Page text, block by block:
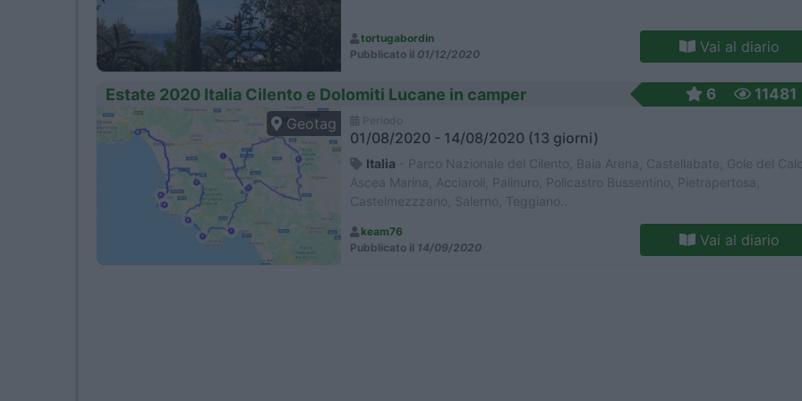
tortugabordin
Pubblicato il 01/12/2020 Vai al diario
Estate 2020 Italia Cilento e Dolomiti Lucane in camper 6
11481
Geotag
01/08/2020 - 14/08/2020 (13 giorni)
Italia - Parco Nazionale del Cilento, Baia Arena, Castellabate, Gole del
Ascea Marina, Acciaroli, Palinuro, Policastro Bussentino, Pietrapertosa,
Castelmezzzano, Salerno, Teggiano..
keam76
Pubblicato il 14/09/2020 Vai al diario